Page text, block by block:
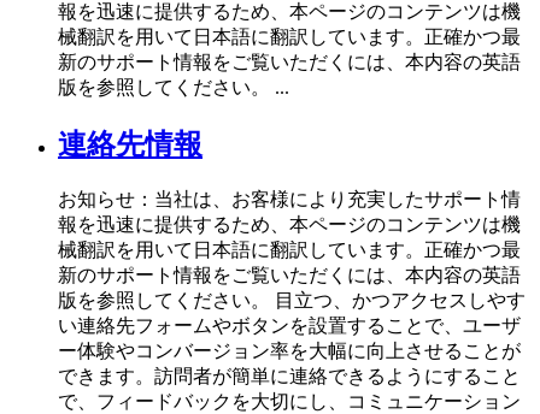
報を迅速に提供するため、本ページのコンテンツは機
械翻訳を用いて日本語に翻訳しています。正確かつ最
新のサポート情報をご覧いただくには、本内容の英語
版を参照してください。 ...
連絡先情報
お知らせ：当社は、お客様により充実したサポート情
報を迅速に提供するため、本ページのコンテンツは機
械翻訳を用いて日本語に翻訳しています。正確かつ最
新のサポート情報をご覧いただくには、本内容の英語
版を参照してください。 目立つ、かつアクセスしやす
い連絡先フォームやボタンを設置することで、ユーザ
ー体験やコンバージョン率を大幅に向上させることが
できます。訪問者が簡単に連絡できるようにすること
で、フィードバックを大切にし、コミュニケーション